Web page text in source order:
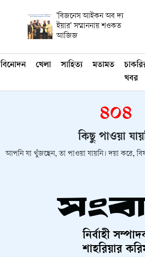
'বিজনেস আইকন অব দ্য
ইয়ার' সম্মাননায় শওকত
আজিজ
বিনোদন খেলা সাহিত্য মতামত
খবর
৪০৪
কিছু পাওয়া
আপনি যা খুঁজছেন, তা পাওয়া যায়নি। দয়া করে,
নির্বাহী
শাহরিয়ার